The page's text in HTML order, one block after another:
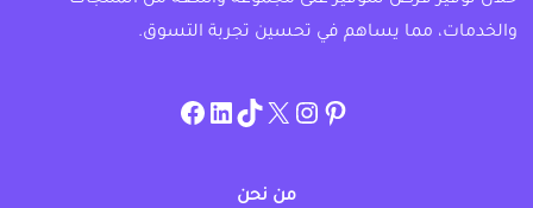
والخدمات، مما يساهم في تحسين تجربة التسوق.
pinterest
allcouponat
twitter
TikTok
linkedin
facebook
من نحن